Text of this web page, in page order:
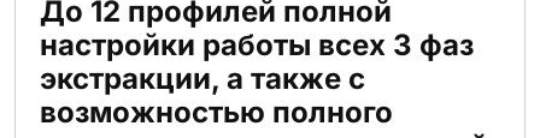
До 12 профилей полной
настройки работы всех 3 фаз
экстракции, а также с
возможностью полного